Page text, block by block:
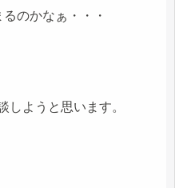
のかなぁ・・・
しようと思います。